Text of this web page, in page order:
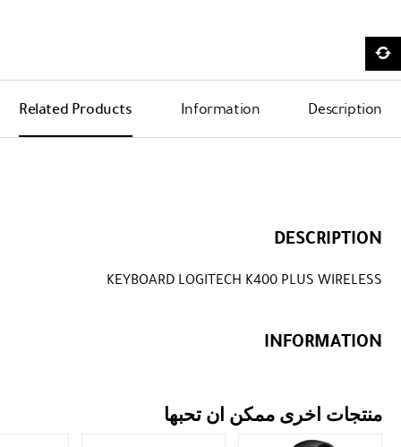
Description
Information
Related Products
DESCRIPTION
KEYBOARD LOGITECH K400 PLUS WIRELESS
INFORMATION
منتجات اخرى ممكن ان تحبها